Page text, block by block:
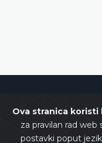
Ova stranica koristi
za pravilan rad web
postavki poput